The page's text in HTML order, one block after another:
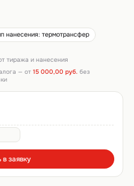
нанесения: термотрансфер
тиража и нанесения
— от 15 000,00 руб. без
в заявку